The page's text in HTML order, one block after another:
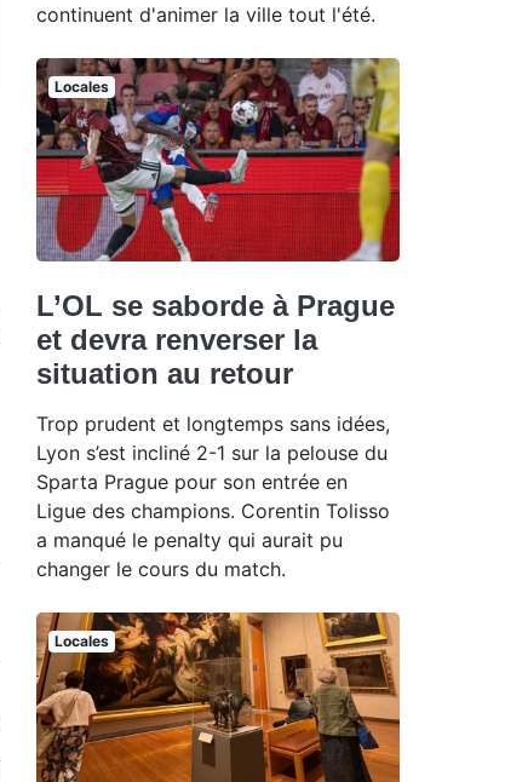
continuent d'animer la ville tout l'été.
Locales
L’OL se saborde à Prague
et devra renverser la
situation au retour
Trop prudent et longtemps sans idées,
Lyon s’est incliné 2-1 sur la pelouse du
Sparta Prague pour son entrée en
Ligue des champions. Corentin Tolisso
a manqué le penalty qui aurait pu
changer le cours du match.
Locales